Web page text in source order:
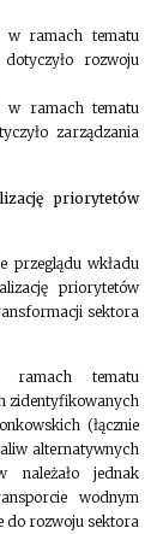
w ramach tematu
rozwoju
w ramach tematu
zarządzania
priorytetów
przeglądu wkładu
priorytetów
sektora
ramach tematu
zidentyfikowanych
(łącznie
alternatywnych
należało jednak
wodnym
do rozwoju sektora